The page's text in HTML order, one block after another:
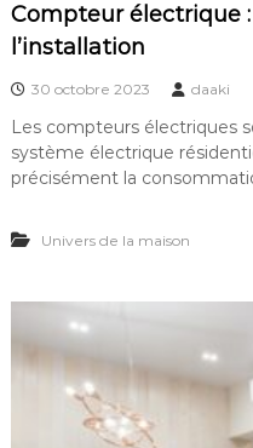
Compteur électrique
l’installation
30 octobre 2023 daaki
Les compteurs électriques
système électrique
précisément la
Univers de la maison